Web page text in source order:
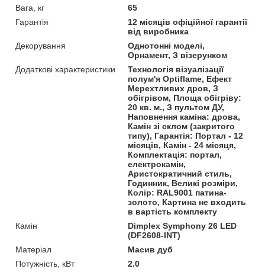
Вага, кг
65
Гарантія
12 місяців офіційної гарантії
від виробника
Декорування
Однотонні моделі,
Орнамент, З візерунком
Додаткові характеристики
Технологія візуалізації
полум'я Optiflame, Ефект
Мерехтливих дров, З
обігрівом, Площа обігріву:
20 кв. м., З пультом ДУ,
Наповнення каміна: дрова,
Камін зі склом (закритого
типу), Гарантія: Портал - 12
місяців, Камін - 24 місяця,
Комплектація: портал,
електрокамін,
Аристократичний стиль,
Годинник, Великі розміри,
Колір: RAL9001 патина-
золото, Картина не входить
в вартість комплекту
Камін
Dimplex Symphony 26 LED
(DF2608-INT)
Матеріал
Масив дуб
Потужність, кВт
2.0